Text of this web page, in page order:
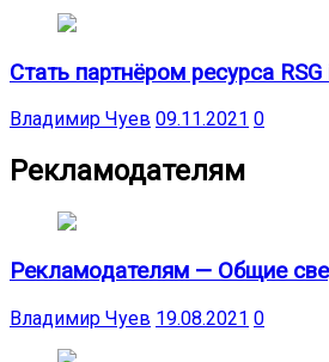
Стать партнёром ресурса RSG
Владимир Чуев 09.11.2021 0
Рекламодателям
Рекламодателям — Общие
Владимир Чуев 19.08.2021 0